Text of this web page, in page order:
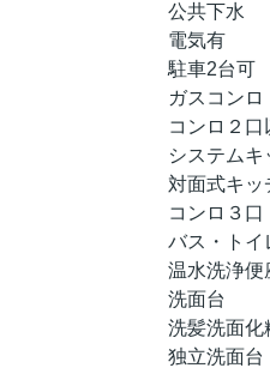
公共下水
電気有
駐車2台可
ガスコンロ
コンロ２口
システムキ
対面式キッ
コンロ３口
バス・トイ
温水洗浄便
洗面台
洗髪洗面化
独立洗面台